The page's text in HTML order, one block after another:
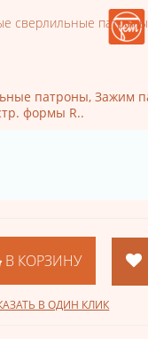
сверлильные патроны
патроны, Зажим
формы R..
В КОРЗИНУ
В ОДИН КЛИК